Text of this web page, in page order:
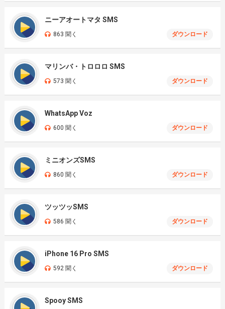
ニーアオートマタ SMS
863 聞く ダウンロード
マリンバ・トロロロ SMS
573 聞く ダウンロード
WhatsApp Voz
600 聞く ダウンロード
ミニオンズSMS
860 聞く ダウンロード
ツッツッSMS
586 聞く ダウンロード
iPhone 16 Pro SMS
592 聞く ダウンロード
Spooy SMS